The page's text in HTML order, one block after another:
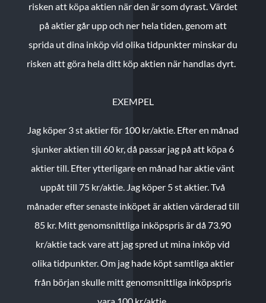
risken att köpa aktien när den är som dyrast. Värdet
på aktier går upp och ner hela tiden, genom att
sprida ut dina inköp vid olika tidpunkter minskar du
risken att göra hela ditt köp aktien när handlas dyrt.
EXEMPEL
Jag köper 3 st aktier för 100 kr/aktie. Efter en månad
sjunker aktien till 60 kr, då passar jag på att köpa 6
aktier till. Efter ytterligare en månad har aktie vänt
uppåt till 75 kr/aktie. Jag köper 5 st aktier.Två
månader efter senaste inköpet är aktien värderad till
85 kr. Mitt genomsnittliga inköpspris är då 73.90
kr/aktie tack vare att jag spred ut mina inköp vid
olika tidpunkter. Om jag hade köpt samtliga aktier
från början skulle mitt genomsnittliga inköpspris